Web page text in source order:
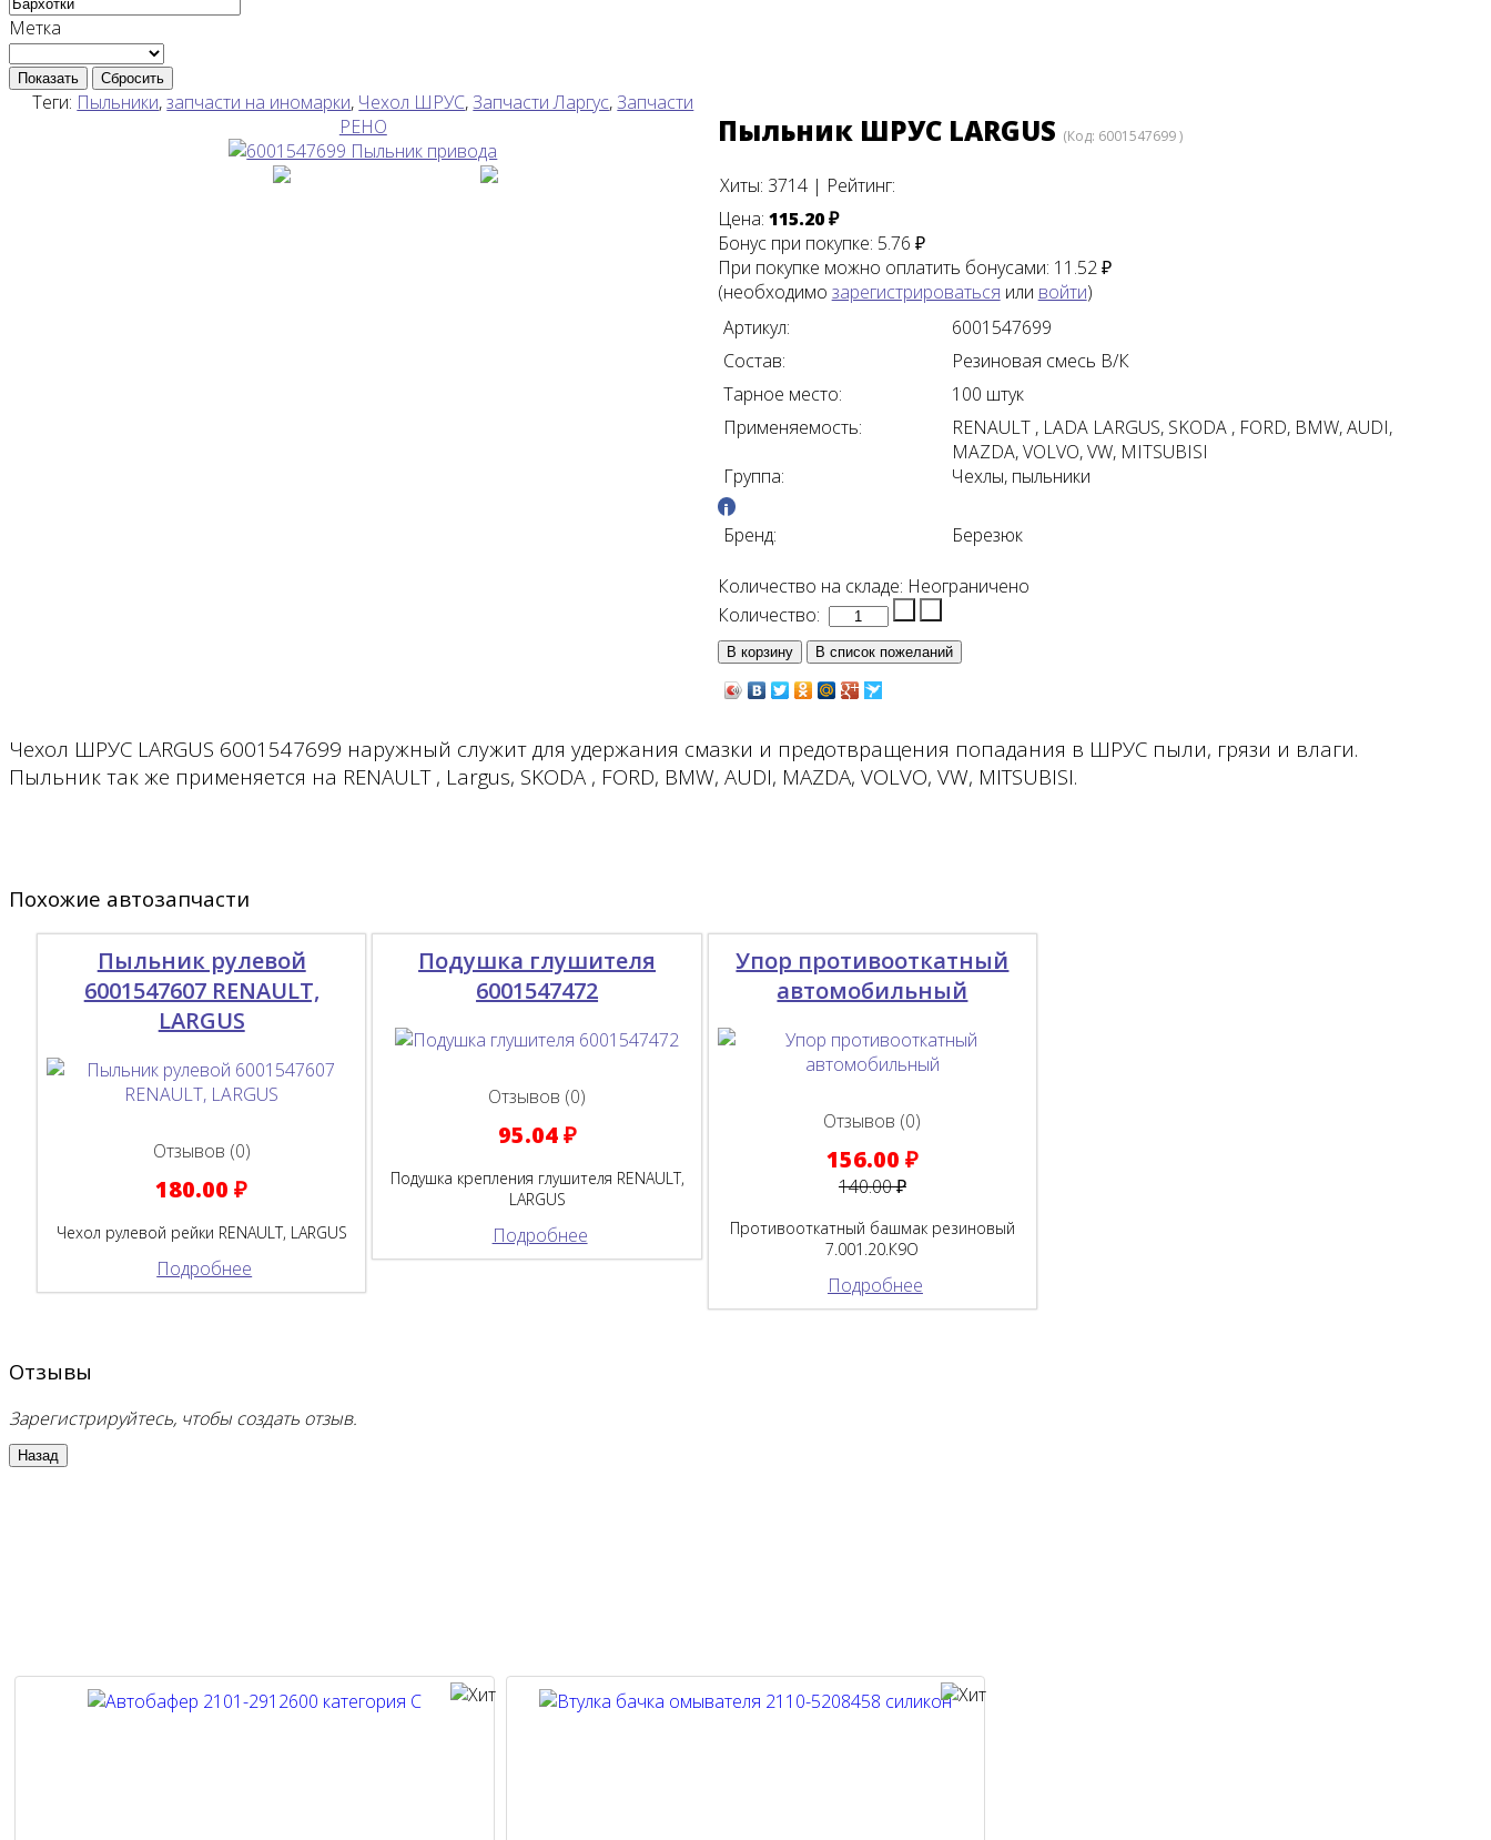
Метка
Показать Сбросить
Теги: Пыльники,запчасти на иномарки, Чехол ШРУС,Запчасти Ларгус,Запчасти
РЕНО
Пыльник ШРУС LARGUS (Код: 6001547699)
Хиты: 3714 | Рейтинг:
Цена: 115.20 ₽
Бонус при покупке: 5.76 ₽
При покупке можно оплатить бонусами: 11.52 ₽
(необходимо зарегистрироваться или войти)
Артикул:
6001547699
Состав:
Резиновая смесь В/К
Тарное место:
100 штук
Применяемость:
RENAULT , LADA LARGUS, SKODA , FORD, BMW, AUDI,
MAZDA, VOLVO, VW, MITSUBISI
Группа:
Чехлы, пыльники
Бренд: Березюк
Количество на складе: Неограничено
Количество:
Чехол ШРУС LARGUS 6001547699 наружный служит для удержания смазки и предотвращения попадания в ШРУС пыли, грязи и влаги.
Пыльник так же применяется на RENAULT , Largus, SKODA , FORD, BMW, AUDI, MAZDA, VOLVO, VW, MITSUBISI.
Похожие автозапчасти
Пыльник рулевой
6001547607 RENAULT,
LARGUS
Отзывов (0)
180.00 ₽
Чехол рулевой рейки RENAULT, LARGUS
Подробнее
Подушка глушителя
6001547472
Отзывов (0)
95.04 ₽
Подушка крепления глушителя RENAULT,
LARGUS
Подробнее
Упор противооткатный
автомобильный
Отзывов (0)
156.00 ₽
140.00 ₽
Противооткатный башмак резиновый
7.001.20.К9O
Подробнее
Отзывы
Зарегистрируйтесь, чтобы создать отзыв.